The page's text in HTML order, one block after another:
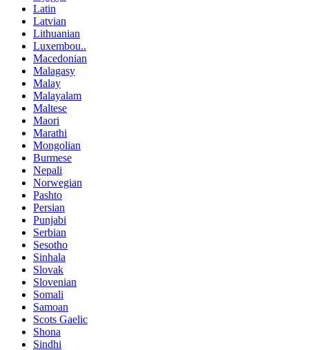
Latin
Latvian
Lithuanian
Luxembou..
Macedonian
Malagasy
Malay
Malayalam
Maltese
Maori
Marathi
Mongolian
Burmese
Nepali
Norwegian
Pashto
Persian
Punjabi
Serbian
Sesotho
Sinhala
Slovak
Slovenian
Somali
Samoan
Scots Gaelic
Shona
Sindhi